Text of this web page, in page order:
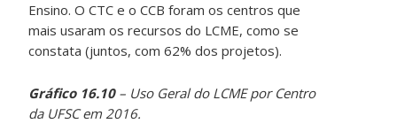
Ensino. O CTC e o CCB foram os centros que
mais usaram os recursos do LCME, como se
constata (juntos, com 62% dos projetos).
Gráfico 16.10– Uso Geral do LCME por Centro
da UFSC em 2016.